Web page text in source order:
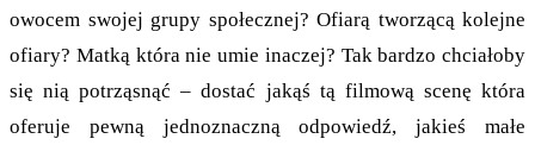
owocem swojej grupy społecznej? Ofiarą tworzącą kolejne
ofiary? Matką która nie umie inaczej? Tak bardzo chciałoby
się nią potrząsnąć – dostać jakąś tą filmową scenę która
oferuje pewną jednoznaczną odpowiedź, jakieś małe